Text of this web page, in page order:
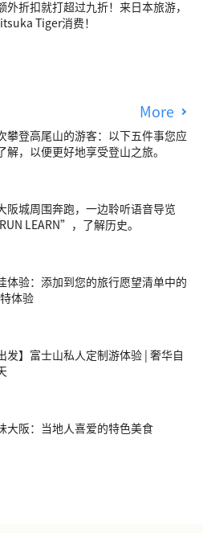
外折扣就打超过九折！来日本旅游，
Tiger消费！
More
攀登高尾山的游客：以下五件事您应
解，以便更好地享受登山之旅。
阪城周围奔跑，一边聆听语音导览
LEARN”，了解历史。
体验：添加到您的旅行愿望清单中的
体验
发】富士山私人定制游体验 | 奢华自
大阪：当地人喜爱的特色美食